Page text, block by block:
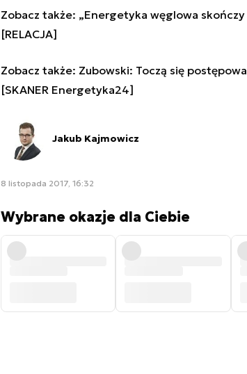
Zobacz także: „Energetyka węglowa
[RELACJA]
Zobacz także: Zubowski: Toczą się
[SKANER Energetyka24]
Jakub Kajmowicz
8 listopada 2017, 16:32
Wybrane okazje dla Ciebie